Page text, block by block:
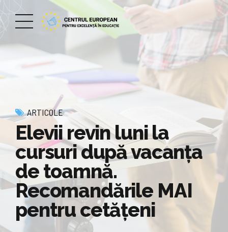
ARTICOLE
Elevii revin luni la
cursuri după vacanţa
de toamnă.
Recomandările MAI
pentru cetățeni